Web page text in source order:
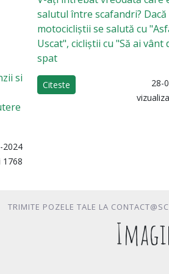
si
2024
1768
salutul între scafandri? Dacă
motocicliștii se salută cu
Uscat", cicliștii cu "Să ai vânt
spat
Citeste
28-
TRIMITE POZELE TALE LA